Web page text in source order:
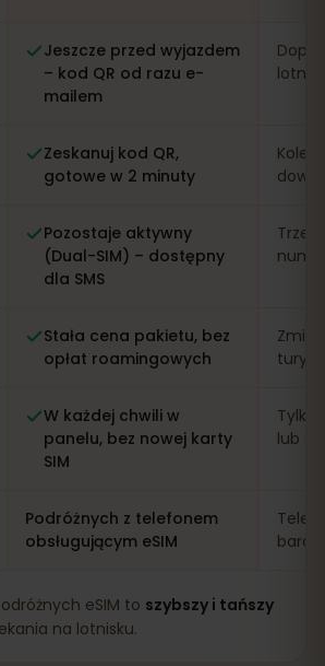
Jeszcze przed wyjazdem
– kod QR od razu e-
mailem
Zeskanuj kod QR,
gotowe w 2 minuty
Pozostaje aktywny
(Dual-SIM) – dostępny
dla SMS
Stała cena pakietu, bez
opłat roamingowych
W każdej chwili w
panelu, bez nowej karty
SIM
Tylko
lub
Podróżnych z telefonem
obsługującym eSIM
eSIM to szybszy i tańszy
na lotnisku.